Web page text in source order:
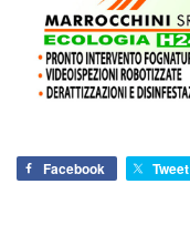
Facebook Tweet